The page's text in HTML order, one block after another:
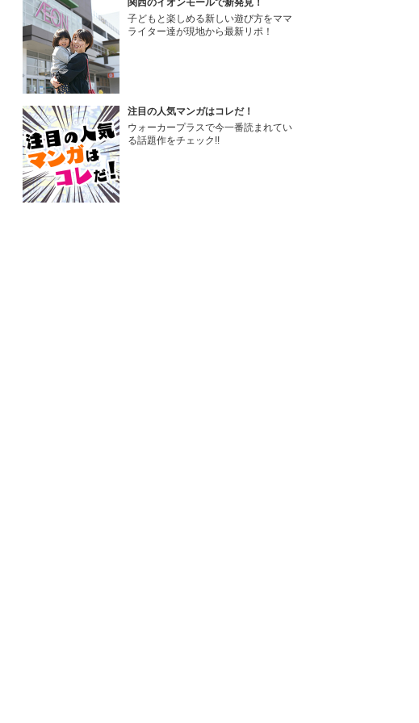
関西のイオンモールで新発見！
子どもと楽しめる新しい遊び方をママ
ライター達が現地から最新リポ！
注目の人気マンガはコレだ！
ウォーカープラスで今一番読まれてい
る話題作をチェック!!